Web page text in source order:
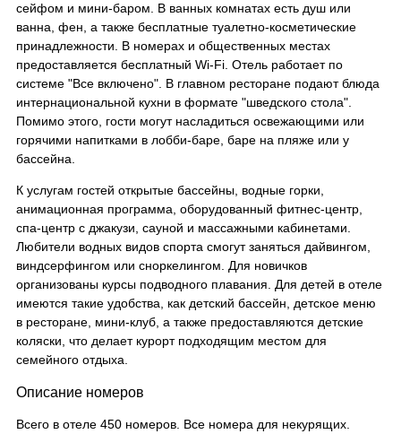
сейфом и мини-баром. В ванных комнатах есть душ или
ванна, фен, а также бесплатные туалетно-косметические
принадлежности. В номерах и общественных местах
предоставляется бесплатный Wi-Fi. Отель работает по
системе "Все включено". В главном ресторане подают блюда
интернациональной кухни в формате "шведского стола".
Помимо этого, гости могут насладиться освежающими или
горячими напитками в лобби-баре, баре на пляже или у
бассейна.
К услугам гостей открытые бассейны, водные горки,
анимационная программа, оборудованный фитнес-центр,
спа-центр с джакузи, сауной и массажными кабинетами.
Любители водных видов спорта смогут заняться дайвингом,
виндсерфингом или сноркелингом. Для новичков
организованы курсы подводного плавания. Для детей в отеле
имеются такие удобства, как детский бассейн, детское меню
в ресторане, мини-клуб, а также предоставляются детские
коляски, что делает курорт подходящим местом для
семейного отдыха.
Описание номеров
Всего в отеле 450 номеров. Все номера для некурящих.